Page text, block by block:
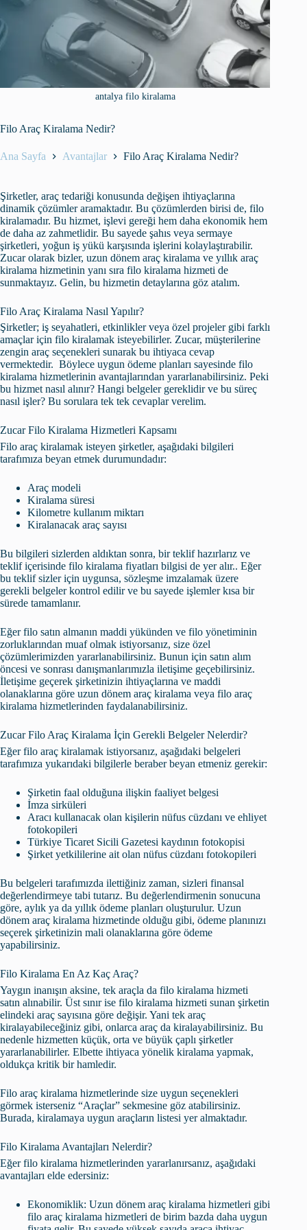
antalya filo kiralama
Filo Araç Kiralama Nedir?
Ana Sayfa Avantajlar Filo Araç Kiralama Nedir?
Şirketler, araç tedariği konusunda değişen ihtiyaçlarına
dinamik çözümler aramaktadır. Bu çözümlerden birisi de, filo
kiralamadır. Bu hizmet, işlevi gereği hem daha ekonomik hem
de daha az zahmetlidir. Bu sayede şahıs veya sermaye
şirketleri, yoğun iş yükü karşısında işlerini kolaylaştırabilir.
Zucar olarak bizler, uzun dönem araç kiralama ve yıllık araç
kiralama hizmetinin yanı sıra filo kiralama hizmeti de
sunmaktayız. Gelin, bu hizmetin detaylarına göz atalım.
Filo Araç Kiralama Nasıl Yapılır?
Şirketler; iş seyahatleri, etkinlikler veya özel projeler gibi farklı
amaçlar için filo kiralamak isteyebilirler. Zucar, müşterilerine
zengin araç seçenekleri sunarak bu ihtiyaca cevap
vermektedir. Böylece uygun ödeme planları sayesinde filo
kiralama hizmetlerinin avantajlarından yararlanabilirsiniz. Peki
bu hizmet nasıl alınır? Hangi belgeler gereklidir ve bu süreç
nasıl işler? Bu sorulara tek tek cevaplar verelim.
Zucar Filo Kiralama Hizmetleri Kapsamı
Filo araç kiralamak isteyen şirketler, aşağıdaki bilgileri
tarafımıza beyan etmek durumundadır:
Araç modeli
Kiralama süresi
Kilometre kullanım miktarı
Kiralanacak araç sayısı
Bu bilgileri sizlerden aldıktan sonra, bir teklif hazırlarız ve
teklif içerisinde filo kiralama fiyatları bilgisi de yer alır.. Eğer
bu teklif sizler için uygunsa, sözleşme imzalamak üzere
gerekli belgeler kontrol edilir ve bu sayede işlemler kısa bir
sürede tamamlanır.
Eğer filo satın almanın maddi yükünden ve filo yönetiminin
zorluklarından muaf olmak istiyorsanız, size özel
çözümlerimizden yararlanabilirsiniz. Bunun için satın alım
öncesi ve sonrası danışmanlarımızla iletişime geçebilirsiniz.
İletişime geçerek şirketinizin ihtiyaçlarına ve maddi
olanaklarına göre uzun dönem araç kiralama veya filo araç
kiralama hizmetlerinden faydalanabilirsiniz.
Zucar Filo Araç Kiralama İçin Gerekli Belgeler Nelerdir?
Eğer filo araç kiralamak istiyorsanız, aşağıdaki belgeleri
tarafımıza yukarıdaki bilgilerle beraber beyan etmeniz gerekir:
Şirketin faal olduğuna ilişkin faaliyet belgesi
İmza sirküleri
Aracı kullanacak olan kişilerin nüfus cüzdanı ve ehliyet
fotokopileri
Türkiye Ticaret Sicili Gazetesi kaydının fotokopisi
Şirket yetkililerine ait olan nüfus cüzdanı fotokopileri
Bu belgeleri tarafımızda ilettiğiniz zaman, sizleri finansal
değerlendirmeye tabi tutarız. Bu değerlendirmenin sonucuna
göre, aylık ya da yıllık ödeme planları oluşturulur. Uzun
dönem araç kiralama hizmetinde olduğu gibi, ödeme planınızı
seçerek şirketinizin mali olanaklarına göre ödeme
yapabilirsiniz.
Filo Kiralama En Az Kaç Araç?
Yaygın inanışın aksine, tek araçla da filo kiralama hizmeti
satın alınabilir. Üst sınır ise filo kiralama hizmeti sunan şirketin
elindeki araç sayısına göre değişir. Yani tek araç
kiralayabileceğiniz gibi, onlarca araç da kiralayabilirsiniz. Bu
nedenle hizmetten küçük, orta ve büyük çaplı şirketler
yararlanabilirler. Elbette ihtiyaca yönelik kiralama yapmak,
oldukça kritik bir hamledir.
Filo araç kiralama hizmetlerinde size uygun seçenekleri
görmek isterseniz “Araçlar” sekmesine göz atabilirsiniz.
Burada, kiralamaya uygun araçların listesi yer almaktadır.
Filo Kiralama Avantajları Nelerdir?
Eğer filo kiralama hizmetlerinden yararlanırsanız, aşağıdaki
avantajları elde edersiniz:
Ekonomiklik: Uzun dönem araç kiralama hizmetleri gibi
filo araç kiralama hizmetleri de birim bazda daha uygun